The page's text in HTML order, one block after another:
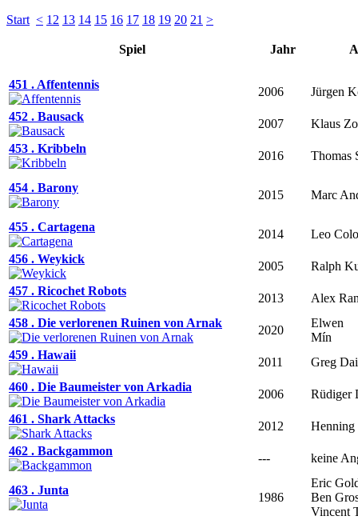
Start < 12 13 14 15 16 17 18 19 20 21 >
Spiel Jahr
451 . Affentennis
2006
Jürgen
452 . Bausack
2007
Klaus
453 . Kribbeln
2016 Thomas
454 . Barony
2015 Marc
455 . Cartagena
2014
Leo
456 . Weykick
2005
Ralph
457 . Ricochet Robots
2013
Alex
458 . Die verlorenen Ruinen von Arnak
2020
Elwen
Mín
459 . Hawaii
2011
Greg
460 . Die Baumeister von Arkadia
2006
Rüdiger
461 . Shark Attacks
2012
Henning
462 . Backgammon
--- keine
463 . Junta
1986
Eric
Ben
Vincent